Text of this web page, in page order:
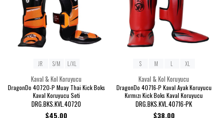
Kaval & Kol Koruyucu
DragonDo 40720-P Muay Thai Kick Boks
Kaval Koruyucu Seti
DRG.BKS.KVL.40720
$45.00
JR S/M L/XL
Kaval & Kol Koruyucu
DragonDo 40716-P Kaval Ayak Koruyucu
Kırmızı Kick Boks Kaval Koruyucu
DRG.BKS.KVL.40716-PK
$38.00
S M L XL